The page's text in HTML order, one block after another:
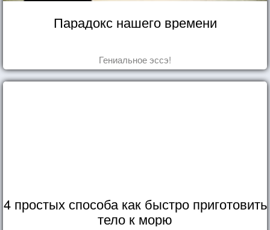
Парадокс нашего времени
Гениальное эссэ!
4 простых способа как быстро приготовить
тело к морю